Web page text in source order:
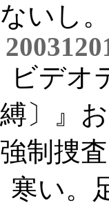
ないし。
ビデオ
縛〕』
強制捜
寒い。